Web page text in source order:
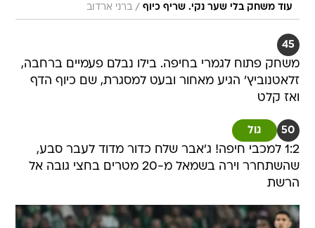
עוד משחק בלי שער נקי. שריף כיוף / ברני ארדוב
45
משחק פתוח לגמרי בחיפה. בילו נבלם פעמיים ברחבה,
זלאטנוביץ' הגיע מאחור ובעט למסגרת, שם כיוף הדף
ואז קלט
50 גול
1:2 למכבי חיפה! ג'אבר שלח כדור מדוד לעבר סבע,
שהשתחרר וירה בשמאל מ-20 מטרים בחצי גובה אל
הרשת